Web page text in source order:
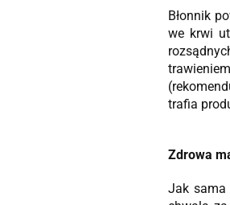
Błonnik
we krwi
trafia
Zdrowa
Jak sama